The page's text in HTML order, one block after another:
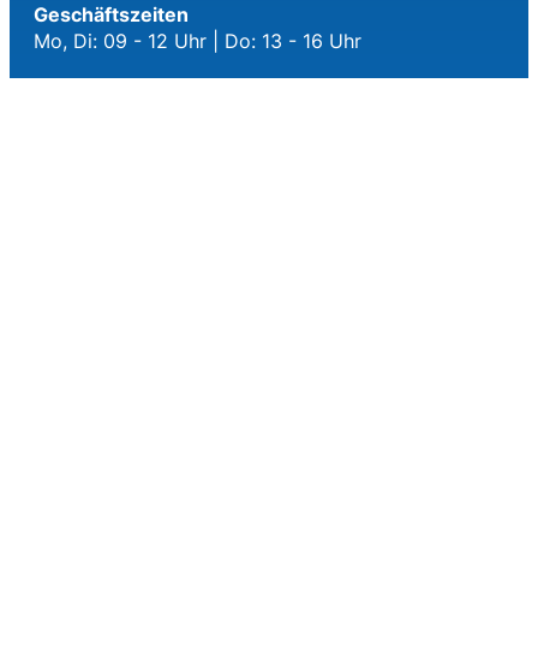
Geschäftszeiten
Mo, Di: 09 - 12 Uhr | Do: 13 - 16 Uhr